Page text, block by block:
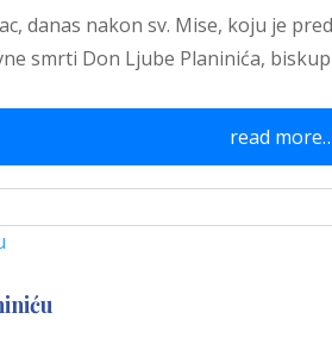
danas nakon sv. Mise, koju je
smrti Don Ljube Planinića,
read